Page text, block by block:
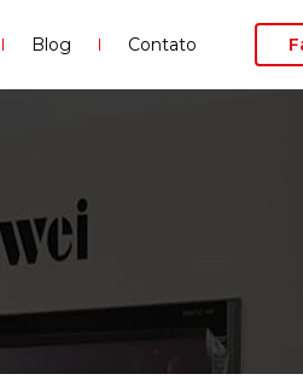
Blog Contato